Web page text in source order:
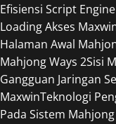
Efisiensi Script
Loading Akses
Halaman Awal
Mahjong Ways 2Sisi
Gangguan Jaringan
MaxwinTeknologi
Pada Sistem